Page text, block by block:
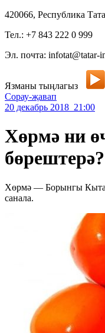
420066, Республика
Тел.: +7 843 222 0 999
Эл. почта: infotat@tatar-
Язманы тыңлагыз
Сорау-җавап
20 декабрь 2018 21:00
Хөрмә ни
бөрештерә?
Хөрмә — Борынгы
санала.